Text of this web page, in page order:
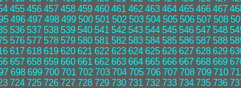
455 456 457 458 459 460 461 462 463 464 465 466 467
496 497 498 499 500 501 502 503 504 505 506 507 508
536 537 538 539 540 541 542 543 544 545 546 547 548
576 577 578 579 580 581 582 583 584 585 586 587 588
617 618 619 620 621 622 623 624 625 626 627 628 629
657 658 659 660 661 662 663 664 665 666 667 668 669
698 699 700 701 702 703 704 705 706 707 708 709 710
724 725 726 727 728 729 730 731 732 733 734 735 736